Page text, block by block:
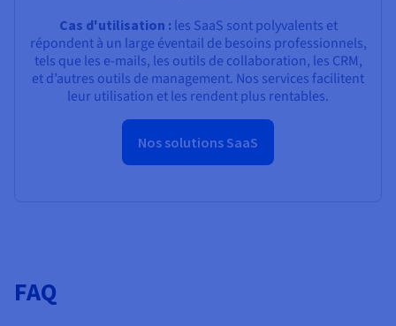
Cas d'utilisation : les SaaS sont polyvalents et
répondent à un large éventail de besoins professionnels,
tels que les e-mails, les outils de collaboration, les CRM,
et d’autres outils de management. Nos services facilitent
leur utilisation et les rendent plus rentables.
Nos solutions SaaS
FAQ